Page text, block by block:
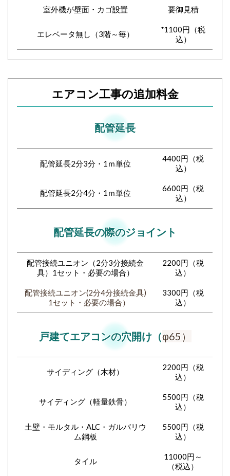
室外機が壁面・カゴ設置 要御見積
エレベータ無し（3階～毎）
⁺1100円（税
込）
エアコン工事の追加料金
配管延長
配管延長2分3分・1ｍ単位
4400円（税
込）
配管延長2分4分・1ｍ単位
6600円（税
込）
配管延長の際のジョイント
配管接続ユニオン（2分3分接続金
具）1セット・必要の場合）
2200円（税
込）
配管接続ユニオン(2分4分接続金具)
1セット・必要の場合）
3300円（税
込）
戸建てエアコンの穴開け（φ65）
サイディング（木材）
2200円（税
込）
サイディング（軽量鉄骨）
5500円（税
込）
土壁・モルタル・ALC・ガルバリウ
ム鋼板
5500円（税
込）
タイル
11000円～
（税込）